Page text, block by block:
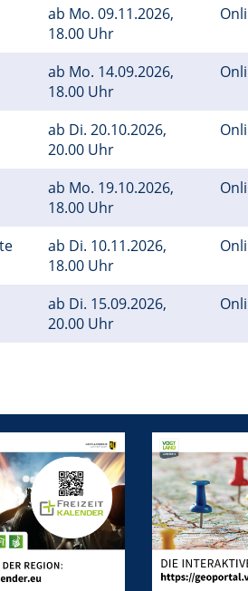
ab Mo. 09.11.2026,
18.00 Uhr
ab Mo. 14.09.2026,
18.00 Uhr
ab Di. 20.10.2026,
20.00 Uhr
ab Mo. 19.10.2026,
18.00 Uhr
ab Di. 10.11.2026,
18.00 Uhr
ab Di. 15.09.2026,
20.00 Uhr